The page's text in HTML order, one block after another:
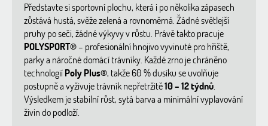
Představte si sportovní plochu, která i po několika zápasech
zůstává hustá, svěže zelená a rovnoměrná. Žádné světlejší
pruhy po seči, žádné výkyvy v růstu. Právě takto pracuje
POLYSPORT®– profesionální hnojivo vyvinuté pro hřiště,
parky a náročné domácí trávníky. Každé zrno je chráněno
technologiíPoly Plus®, takže 60 % dusíku se uvolňuje
postupně a vyživuje trávník nepřetržitě10 – 12 týdnů.
Výsledkem je stabilní růst, sytá barva a minimální vyplavování
živin do podloží.